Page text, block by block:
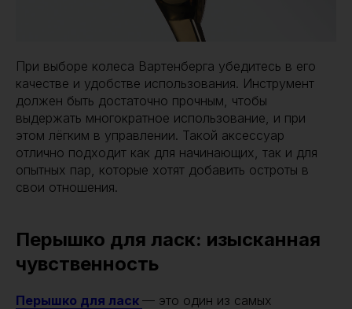
При выборе колеса Вартенберга убедитесь в его
качестве и удобстве использования. Инструмент
должен быть достаточно прочным, чтобы
выдержать многократное использование, и при
этом лёгким в управлении. Такой аксессуар
отлично подходит как для начинающих, так и для
опытных пар, которые хотят добавить остроты в
свои отношения.
Перышко для ласк: изысканная
чувственность
Перышко для ласк — это один из самых